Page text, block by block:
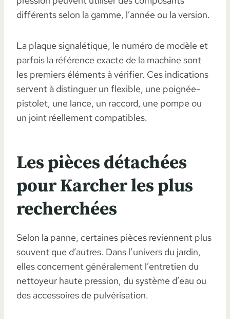
différents selon la gamme, l’année ou la version.
La plaque signalétique, le numéro de modèle et
parfois la référence exacte de la machine sont
les premiers éléments à vérifier. Ces indications
servent à distinguer un flexible, une poignée-
pistolet, une lance, un raccord, une pompe ou
un joint réellement compatibles.
Les pièces détachées
pour Karcher les plus
recherchées
Selon la panne, certaines pièces reviennent plus
souvent que d’autres. Dans l’univers du jardin,
elles concernent généralement l’entretien du
nettoyeur haute pression, du système d’eau ou
des accessoires de pulvérisation.